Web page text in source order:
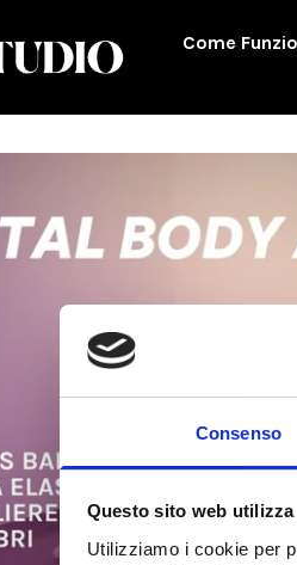
Consenso
Questo sito web
Utilizziamo i cookie per
Come